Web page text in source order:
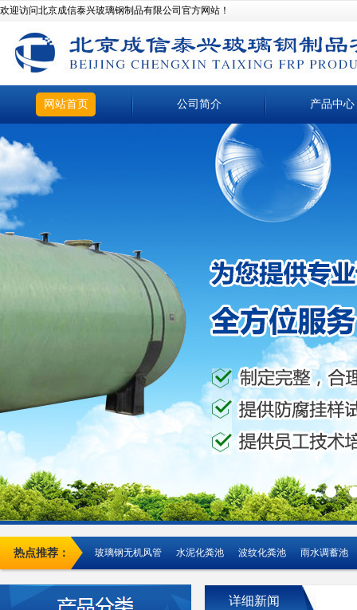
欢迎访问北京成信泰兴玻璃钢制品有限公司官方网站！
网站首页 公司简介 产品中心
热点推荐： 玻璃钢无机风管 水泥化粪池 波纹化粪池 雨水调蓄池
详细新闻